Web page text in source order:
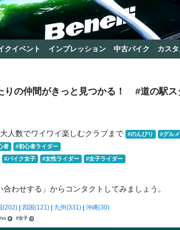
クイベント インプレッション 中古バイク カス
の仲間がきっと見つかる！ #道の駅ス
人数でワイワイ楽しむクラブまで #のんびり #グルメ
者 #初心者ライダー
#バイク女子 #女性ライダー #女子ライダー
わせする」からコンタクトしてみましょう。
(202)| 四国(121)| 九州(331)| 沖縄(30)
4 #女子 4